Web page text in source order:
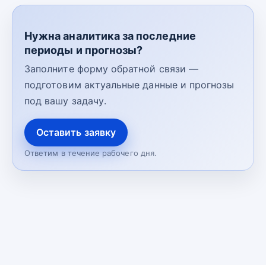
Нужна аналитика за последние
периоды и прогнозы?
Заполните форму обратной связи —
подготовим актуальные данные и прогнозы
под вашу задачу.
Оставить заявку
Ответим в течение рабочего дня.